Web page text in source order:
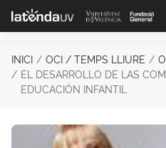
Saltar al contenido principal
INICI OCI / TEMPS LLIURE
EL DESARROLLO DE LAS
EDUCACIÓN INFANTIL